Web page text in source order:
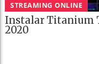
STREAMING ONLINE
Instalar Titanium
2020